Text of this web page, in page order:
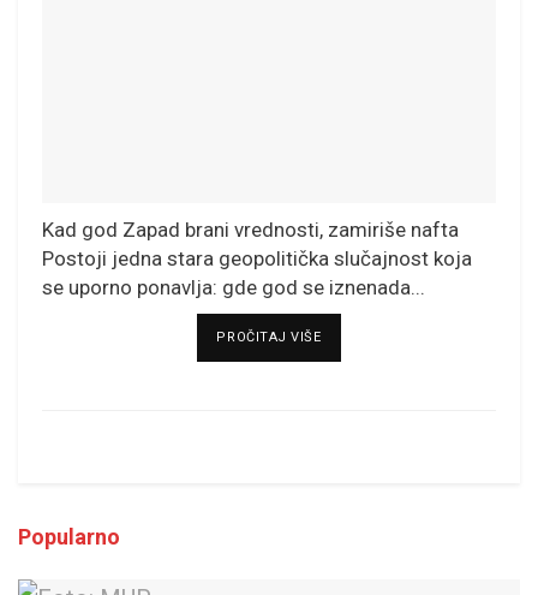
Kad god Zapad brani vrednosti, zamiriše nafta
Postoji jedna stara geopolitička slučajnost koja
se uporno ponavlja: gde god se iznenada...
PROČITAJ VIŠEDETAILS
Popularno